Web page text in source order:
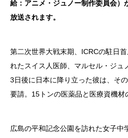
給：アニメ・ジュノー制作委員会）
放送されます。
第二次世界大戦末期、ICRCの駐日
れたスイス人医師、マルセル・ジュ
3日後に日本に降り立った彼は、そ
要請。15トンの医薬品と医療資機材
広島の平和記念公園を訪れた女子中